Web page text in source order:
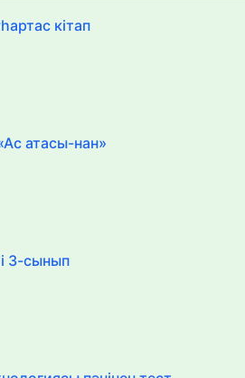
кітап
атасы-нан»
3-сынып